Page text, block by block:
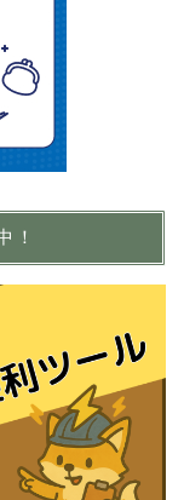
！